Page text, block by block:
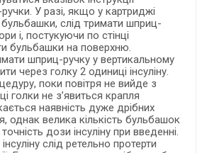
У разі, якщо у картриджі
бульбашки, слід тримати шприц-
і, постукуючи по стінці
бульбашки на поверхню.
шприц-ручку у вертикальному
через голку 2 одиниці інсуліну.
поки повітря не вийде з
голки не з’явиться крапля
наявність дуже дрібних
однак велика кількість бульбашок
дози інсуліну при введенні.
слід ретельно протерти